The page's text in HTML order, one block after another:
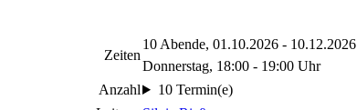
Zeiten
10 Abende, 01.10.2026 - 10.12.2026
Donnerstag, 18:00 - 19:00 Uhr
Anzahl
10 Termin(e)